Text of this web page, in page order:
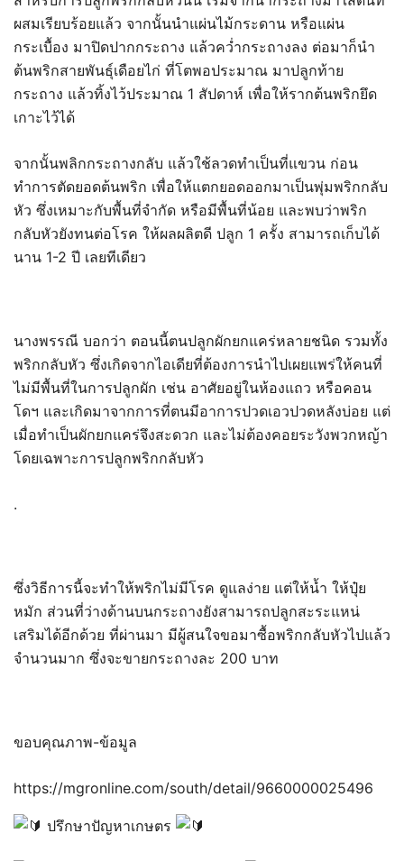
ผสมเรียบร้อยแล้ว จากนั้นนำแผ่นไม้กระดาน หรือแผ่น
กระเบื้อง มาปิดปากกระถาง แล้วคว่ำกระถางลง ต่อมาก็นำ
ต้นพริกสายพันธุ์เดือยไก่ ที่โตพอประมาณ มาปลูกท้าย
กระถาง แล้วทิ้งไว้ประมาณ 1 สัปดาห์ เพื่อให้รากต้นพริกยึด
เกาะไว้ได้
จากนั้นพลิกกระถางกลับ แล้วใช้ลวดทำเป็นที่แขวน ก่อน
ทำการตัดยอดต้นพริก เพื่อให้แตกยอดออกมาเป็นพุ่มพริกกลับ
หัว ซึ่งเหมาะกับพื้นที่จำกัด หรือมีพื้นที่น้อย และพบว่าพริก
กลับหัวยังทนต่อโรค ให้ผลผลิตดี ปลูก 1 ครั้ง สามารถเก็บได้
นาน 1-2 ปี เลยทีเดียว
นางพรรณี บอกว่า ตอนนี้ตนปลูกผักยกแคร่หลายชนิด รวมทั้ง
พริกกลับหัว ซึ่งเกิดจากไอเดียที่ต้องการนำไปเผยแพร่ให้คนที่
ไม่มีพื้นที่ในการปลูกผัก เช่น อาศัยอยู่ในห้องแถว หรือคอน
โดฯ และเกิดมาจากการที่ตนมีอาการปวดเอวปวดหลังบ่อย แต่
เมื่อทำเป็นผักยกแคร่จึงสะดวก และไม่ต้องคอยระวังพวกหญ้า
โดยเฉพาะการปลูกพริกกลับหัว
.
ซึ่งวิธีการนี้จะทำให้พริกไม่มีโรค ดูแลง่าย แต่ให้น้ำ ให้ปุ๋ย
หมัก ส่วนที่ว่างด้านบนกระถางยังสามารถปลูกสะระแหน่
เสริมได้อีกด้วย ที่ผ่านมา มีผู้สนใจขอมาซื้อพริกกลับหัวไปแล้ว
จำนวนมาก ซึ่งจะขายกระถางละ 200 บาท
ขอบคุณภาพ-ข้อมูล
https://mgronline.com/south/detail/9660000025496
ปรึกษาปัญหาเกษตร